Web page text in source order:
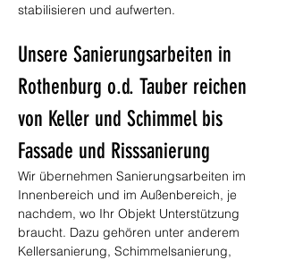
stabilisieren und aufwerten.
Unsere Sanierungsarbeiten in
Rothenburg o.d. Tauber reichen
von Keller und Schimmel bis
Fassade und Risssanierung
Wir übernehmen Sanierungsarbeiten im
Innenbereich und im Außenbereich, je
nachdem, wo Ihr Objekt Unterstützung
braucht. Dazu gehören unter anderem
Kellersanierung, Schimmelsanierung,